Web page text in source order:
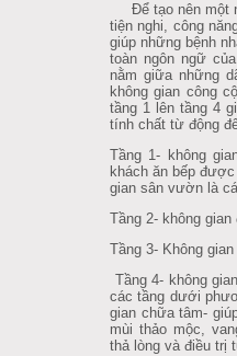
Để tạo nên một
tiện nghi, công
giúp những bệnh
toàn ngôn ngữ
nằm giữa những
không gian công
tầng 1 lên tầng 4
tính chất từ động
Tầng 1- không
khách ăn bếp
gian sân vườn là
Tầng 2- không
Tầng 3- Không
Tầng 4- không
các tầng dưới
gian chữa tâm-
mùi thảo mộc,
thả lòng và điều trị